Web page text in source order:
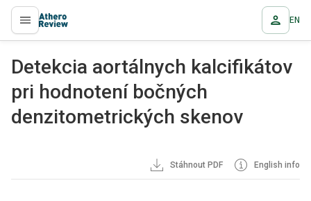
proLékaře.cz EN
Detekcia aortálnych kalcifikátov
pri hodnotení bočných
denzitometrických skenov
Stáhnout PDF English info